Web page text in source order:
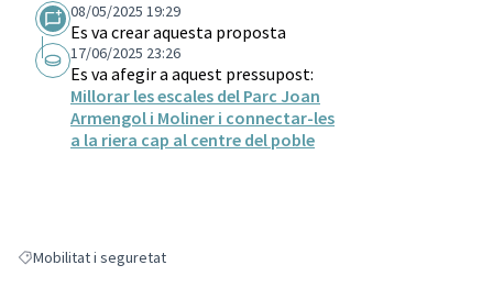
08/05/2025 19:29
Es va crear aquesta proposta
17/06/2025 23:26
Es va afegir a aquest pressupost:
Millorar les escales del Parc Joan
Armengol i Moliner i connectar-les
a la riera cap al centre del poble
Resultats en filtrar per: Mobilitat i seguretat
Mobilitat i seguretat